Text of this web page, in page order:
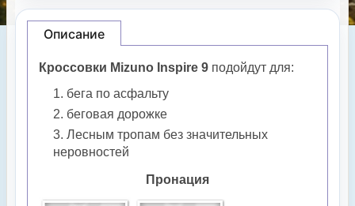
Описание
Кроссовки Mizuno Inspire 9 подойдут для:
бега по асфальту
беговая дорожке
Лесным тропам без значительных
неровностей
Пронация